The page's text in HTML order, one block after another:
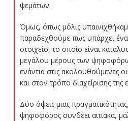
ψεμάτων.
Όμως, όπως μόλις
παραδεχθούμε πως υπάρχει
στοιχείο, το οποίο είναι
μεγάλου μέρους των
ενάντια στις ακολουθούμενες
και στον τρόπο διαχείρισης της
Δύο όψεις μιας
ψηφοφόρος συνδέει αιτιακά,